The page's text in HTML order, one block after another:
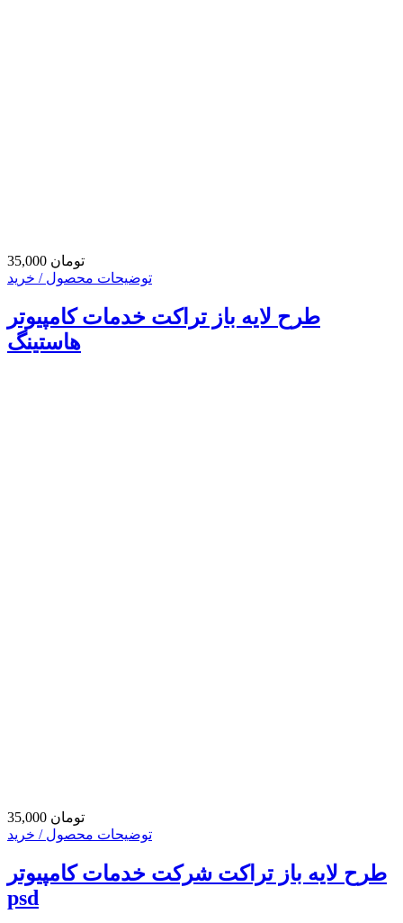
35,000 تومان
توضیحات محصول / خرید
طرح لایه باز تراکت خدمات کامپیوتر
هاستینگ
35,000 تومان
توضیحات محصول / خرید
طرح لایه باز تراکت شرکت خدمات کامپیوتر
psd